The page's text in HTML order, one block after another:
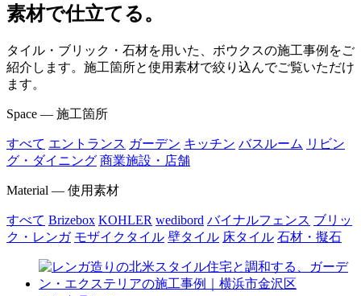
素材で仕立てる。
タイル・ブリック・石材を用いた、ボウクスの施工事例をご
紹介します。施工箇所と使用素材で絞り込んでご覧いただけ
ます。
Space — 施工箇所
すべて エントランス ガーデン キッチン バスルーム リビン
グ・ダイニング 商業施設・店舗
Material — 使用素材
すべて Brizebox KOHLER wedibord バイナルフェンス ブリッ
ク・レンガ モザイクタイル 壁タイル 床タイル 石材・擬石